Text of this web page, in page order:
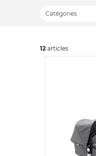
Catégories
12 articles